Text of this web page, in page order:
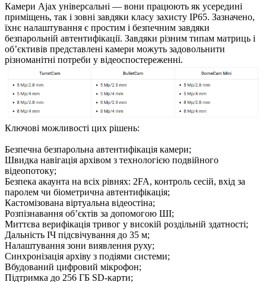
Камери Ajax універсальні — вони працюють як усередині
приміщень, так і зовні завдяки класу захисту IP65. Зазначено,
їхнє налаштування є простим і безпечним завдяки
безпарольній автентифікації. Завдяки різним типам матриць і
об’єктивів представлені камери можуть задовольнити
різноманітні потреби у відеоспостереженні.
Ключові можливості цих рішень:
Безпечна безпарольна автентифікація камери;
Швидка навігація архівом з технологією подвійного
відеопотоку;
Безпека акаунта на всіх рівнях: 2FA, контроль сесій, вхід за
паролем чи біометрична автентифікація;
Кастомізована віртуальна відеостіна;
Розпізнавання обʼєктів за допомогою ШІ;
Миттєва верифікація тривог у високій роздільній здатності;
Дальність ІЧ підсвічування до 35 м;
Налаштування зони виявлення руху;
Синхронізація архіву з подіями системи;
Вбудований цифровий мікрофон;
Підтримка до 256 ГБ SD-карти;